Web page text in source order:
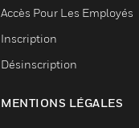
Accès Pour Les Employés
Inscription
Désinscription
MENTIONS LÉGALES